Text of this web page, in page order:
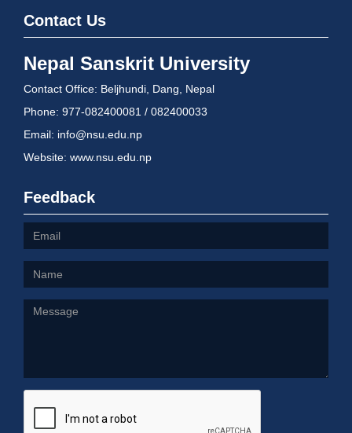
Contact Us
Nepal Sanskrit University
Contact Office: Beljhundi, Dang, Nepal
Phone: 977-082400081 / 082400033
Email: info@nsu.edu.np
Website: www.nsu.edu.np
Feedback